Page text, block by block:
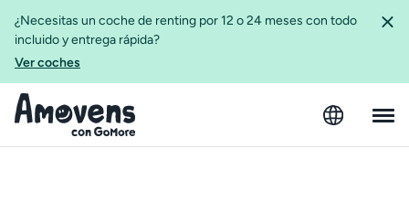
¿Necesitas un coche de renting por 12 o 24 meses con todo
incluido y entrega rápida?
Ver coches